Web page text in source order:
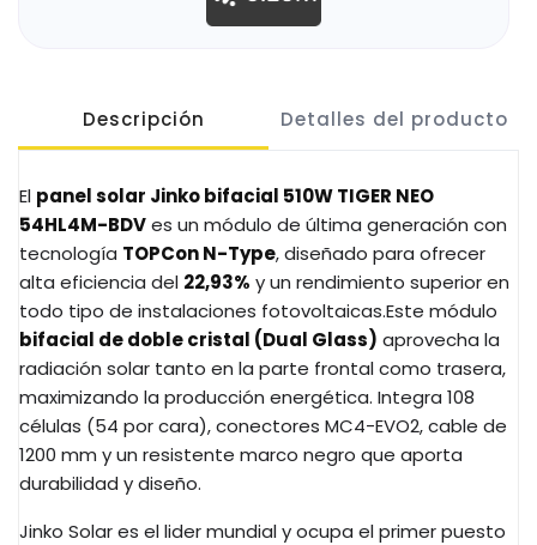
Descripción Detalles del producto
El panel solar Jinko bifacial 510W TIGER NEO
54HL4M-BDVes un módulo de última generación con
tecnología TOPCon N-Type, diseñado para ofrecer
alta eficiencia del 22,93% y un rendimiento superior en
todo tipo de instalaciones fotovoltaicas.Este módulo
bifacial de doble cristal (Dual Glass) aprovecha la
radiación solar tanto en la parte frontal como trasera,
maximizando la producción energética. Integra 108
células (54 por cara), conectores MC4-EVO2, cable de
1200 mm y un resistente marco negro que aporta
durabilidad y diseño.
Jinko Solar es el lider mundial y ocupa el primer puesto